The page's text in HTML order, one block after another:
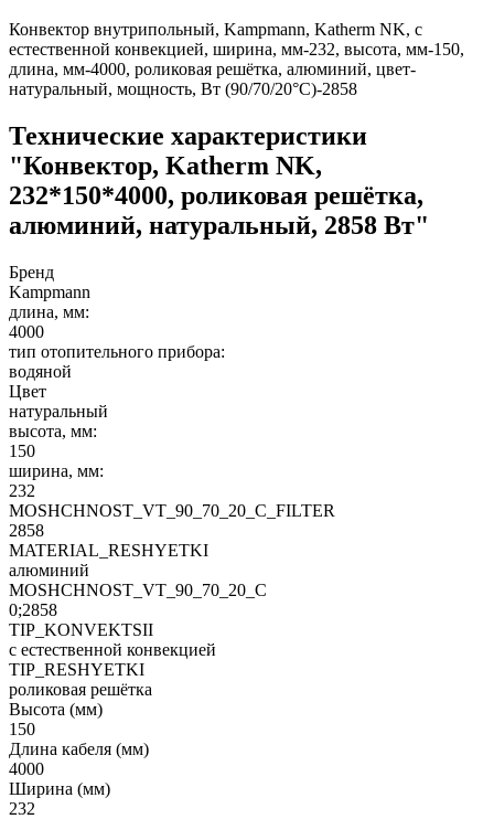
Конвектор внутрипольный, Kampmann, Katherm NK, с
естественной конвекцией, ширина, мм-232, высота, мм-150,
длина, мм-4000, роликовая решётка, алюминий, цвет-
натуральный, мощность, Вт (90/70/20°C)-2858
Технические характеристики
"Конвектор, Katherm NK,
232*150*4000, роликовая решётка,
алюминий, натуральный, 2858 Вт"
Бренд
Kampmann
длина, мм:
4000
тип отопительного прибора:
водяной
Цвет
натуральный
высота, мм:
150
ширина, мм:
232
MOSHCHNOST_VT_90_70_20_C_FILTER
2858
MATERIAL_RESHYETKI
алюминий
MOSHCHNOST_VT_90_70_20_C
0;2858
TIP_KONVEKTSII
с естественной конвекцией
TIP_RESHYETKI
роликовая решётка
Высота (мм)
150
Длина кабеля (мм)
4000
Ширина (мм)
232